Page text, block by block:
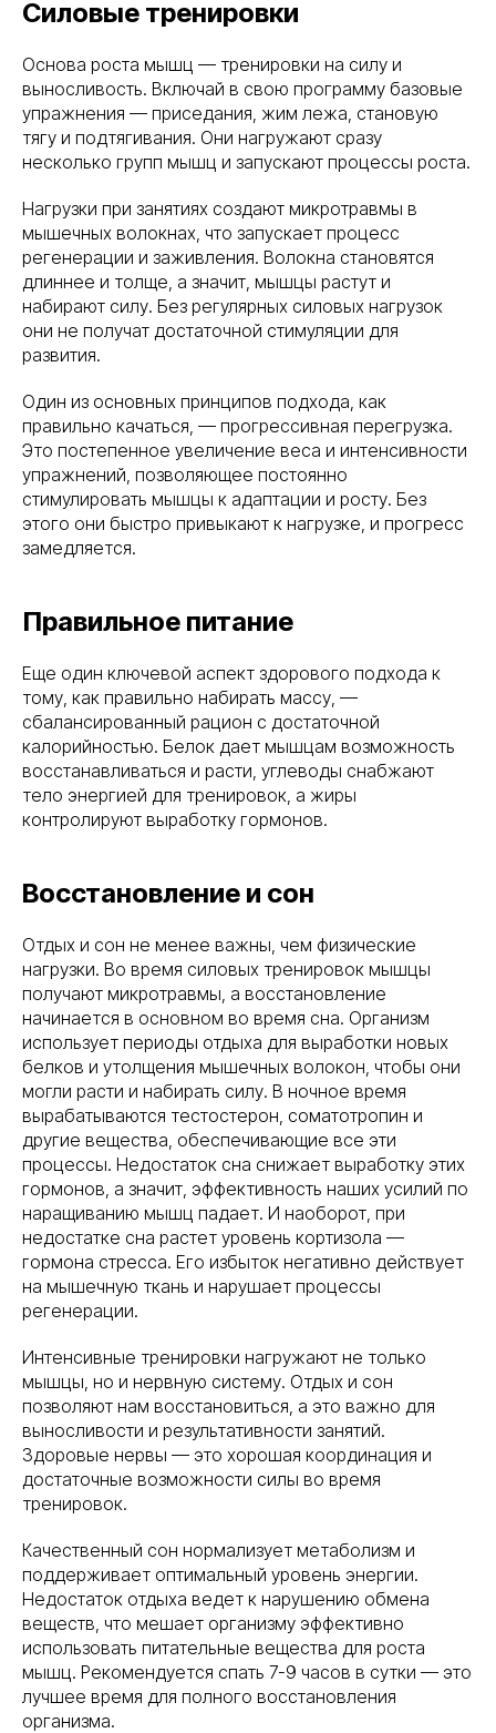
Силовые тренировки
Основа роста мышц — тренировки на силу и
выносливость. Включай в свою программу базовые
упражнения — приседания, жим лежа, становую
тягу и подтягивания. Они нагружают сразу
несколько групп мышц и запускают процессы роста.
Нагрузки при занятиях создают микротравмы в
мышечных волокнах, что запускает процесс
регенерации и заживления. Волокна становятся
длиннее и толще, а значит, мышцы растут и
набирают силу. Без регулярных силовых нагрузок
они не получат достаточной стимуляции для
развития.
Один из основных принципов подхода, как
правильно качаться, — прогрессивная перегрузка.
Это постепенное увеличение веса и интенсивности
упражнений, позволяющее постоянно
стимулировать мышцы к адаптации и росту. Без
этого они быстро привыкают к нагрузке, и прогресс
замедляется.
Правильное питание
Еще один ключевой аспект здорового подхода к
тому, как правильно набирать массу, —
сбалансированный рацион с достаточной
калорийностью. Белок дает мышцам возможность
восстанавливаться и расти, углеводы снабжают
тело энергией для тренировок, а жиры
контролируют выработку гормонов.
Восстановление и сон
Отдых и сон не менее важны, чем физические
нагрузки. Во время силовых тренировок мышцы
получают микротравмы, а восстановление
начинается в основном во время сна. Организм
использует периоды отдыха для выработки новых
белков и утолщения мышечных волокон, чтобы они
могли расти и набирать силу. В ночное время
вырабатываются тестостерон, соматотропин и
другие вещества, обеспечивающие все эти
процессы. Недостаток сна снижает выработку этих
гормонов, а значит, эффективность наших усилий по
наращиванию мышц падает. И наоборот, при
недостатке сна растет уровень кортизола —
гормона стресса. Его избыток негативно действует
на мышечную ткань и нарушает процессы
регенерации.
Интенсивные тренировки нагружают не только
мышцы, но и нервную систему. Отдых и сон
позволяют нам восстановиться, а это важно для
выносливости и результативности занятий.
Здоровые нервы — это хорошая координация и
достаточные возможности силы во время
тренировок.
Качественный сон нормализует метаболизм и
поддерживает оптимальный уровень энергии.
Недостаток отдыха ведет к нарушению обмена
веществ, что мешает организму эффективно
использовать питательные вещества для роста
мышц. Рекомендуется спать 7-9 часов в сутки — это
лучшее время для полного восстановления
организма.